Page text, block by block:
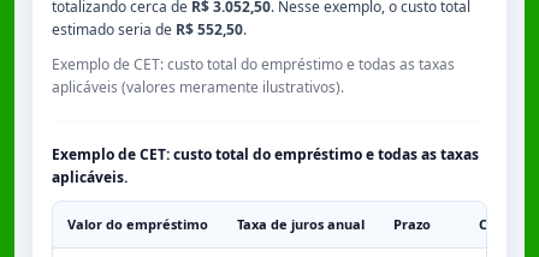
totalizando cerca de R$ 3.052,50. Nesse exemplo, o custo total
estimado seria de R$ 552,50.
Exemplo de CET: custo total do empréstimo e todas as taxas
aplicáveis (valores meramente ilustrativos).
Exemplo de CET: custo total do empréstimo e todas as taxas
aplicáveis.
Valor do empréstimo Taxa de juros anual Prazo